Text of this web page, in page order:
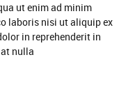
ut enim ad minim
laboris nisi ut aliquip ex
in reprehenderit in
nulla